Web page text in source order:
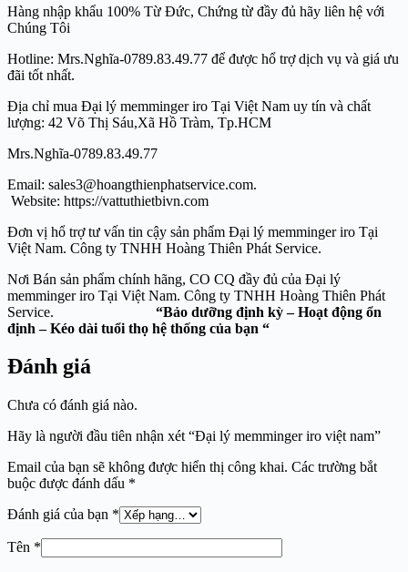
Hàng nhập khẩu 100% Từ Đức, Chứng từ đầy đủ hãy liên hệ với
Chúng Tôi
Hotline: Mrs.Nghĩa-0789.83.49.77 để được hổ trợ dịch vụ và giá ưu
đãi tốt nhất.
Địa chỉ mua Đại lý memminger iro Tại Việt Nam uy tín và chất
lượng: 42 Võ Thị Sáu,Xã Hồ Tràm, Tp.HCM
Mrs.Nghĩa-0789.83.49.77
Email: sales3@hoangthienphatservice.com.
Website: https://vattuthietbivn.com
Đơn vị hổ trợ tư vấn tin cậy sản phẩm Đại lý memminger iro Tại
Việt Nam. Công ty TNHH Hoàng Thiên Phát Service.
Nơi Bán sản phẩm chính hãng, CO CQ đầy đủ của Đại lý
memminger iro Tại Việt Nam. Công ty TNHH Hoàng Thiên Phát
Service.
“Bảo dưỡng định kỳ – Hoạt động ổn
định – Kéo dài tuổi thọ hệ thống của bạn “
Đánh giá
Chưa có đánh giá nào.
Hãy là người đầu tiên nhận xét “Đại lý memminger iro việt nam”
Email của bạn sẽ không được hiển thị công khai. Các trường bắt
buộc được đánh dấu *
Đánh giá của bạn *
Tên *